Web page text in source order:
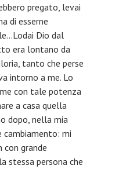
pregato, levai
di esserne
Dio dal
era lontano da
tanto che perse
intorno a me. Lo
con tale potenza
a casa quella
dopo, nella mia
cambiamento: mi
con grande
stessa persona che